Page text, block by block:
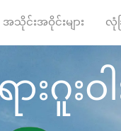
အသိုင်းအဝိုင်းများ လုံ
ဂူးဝ